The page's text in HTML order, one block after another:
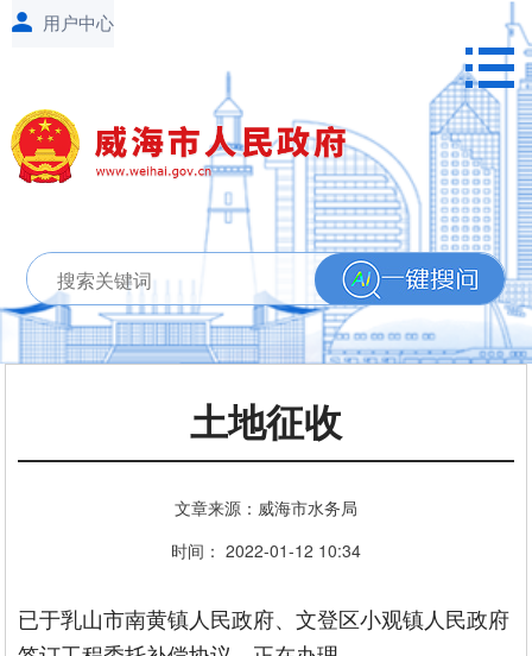
土地征收
文章来源：威海市水务局
时间： 2022-01-12 10:34
已于乳山市南黄镇人民政府、文登区小观镇人民政府